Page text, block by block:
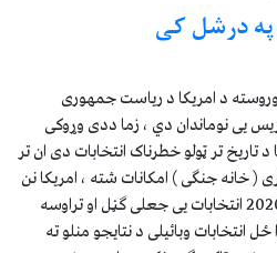
په درشل کی
ورځی ) وروسته د امریکا د ریاست جمهوری
یی نوماندان دي ، زما ددی وړوکی
تاریخ تر ټولو خطرناک انتخابات دی ان تر
( خانه جنګی ) امکانات شته ، امریکا نن
سبا ډیره ویشلی ده ټرمپ چه د 2020 انتخابات یی جعلی ګڼل او تراوسه
انتخابات وبائیلی د نتایجو منلو ته